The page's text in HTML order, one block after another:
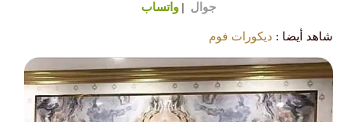
جوال | واتساب
شاهد أيضا : ديكورات فوم